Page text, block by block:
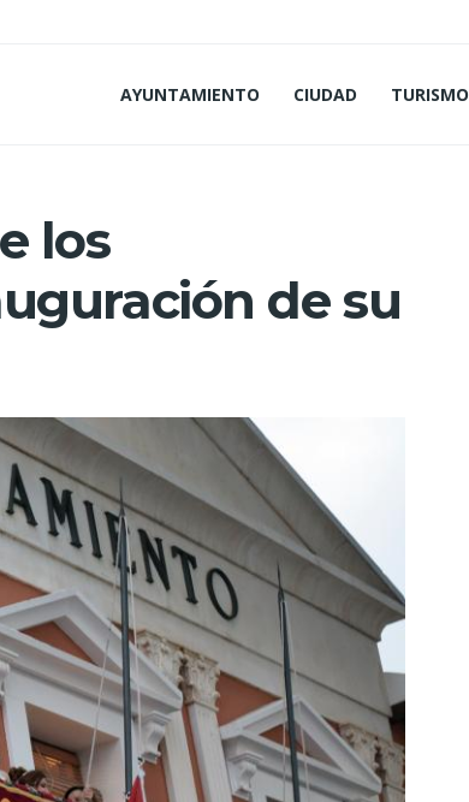
AYUNTAMIENTO CIUDAD TURISMO
los
de su